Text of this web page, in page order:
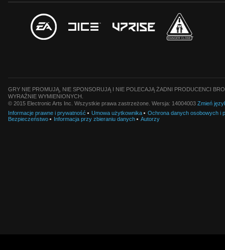
GRY NIE PROMUJĄ, NIE SPONSORUJĄ I NIE POLECAJĄ ŻADNI PRODUCENCI
WYRAŹNIE WYMIENIONYCH.
© 2015 Electronic Arts Inc. Wszystkie prawa zastrzeżone. Wersja: 14004003 Zmień
Informacje prawne i prywatność
Umowa użytkownika
Ochrona danych osobowych i
Bezpieczeństwo
Informacja przy zbieraniu danych Autorzy